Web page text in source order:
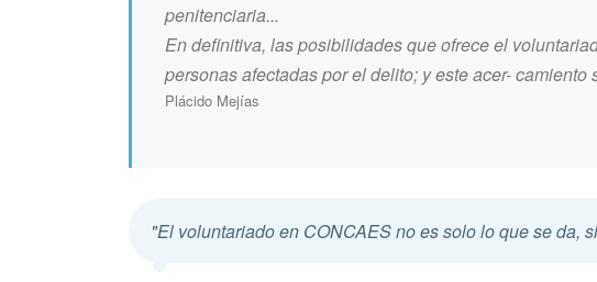
penitenciaria...
En definitiva, las posibilidades que ofrece el
personas afectadas por el delito; y este acer-
Plácido Mejías
"El voluntariado en CONCAES no es solo lo que se da,